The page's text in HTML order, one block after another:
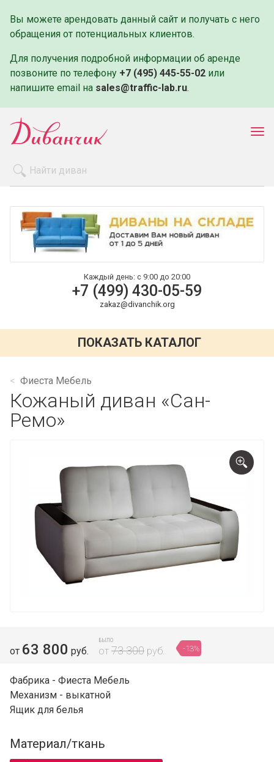
Вы можете арендовать данный сайт и получать с него
обращения от потенциальных клиентов.
Для получения подробной информации об аренде
позвоните по телефону +7 (495) 445-55-02 или
напишите email на sales@traffic-lab.ru.
Оплата и доставка
Контакты
Каждый день: с 9:00 до 20:00
+7 (499) 430-05-59
zakaz@divanchik.org
ПОКАЗАТЬ КАТАЛОГ
Фиеста Мебель
Кожаный диван «Сан-
Ремо»
от 63 800 руб.
БЫЛО
от 73 300 руб. -13%
Фабрика - Фиеста Мебель
Механизм - выкатной
Ящик для белья
Материал/ткань